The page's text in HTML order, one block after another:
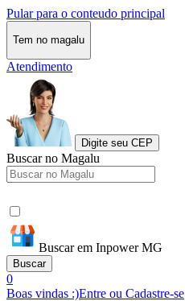
Pular para o conteudo principal
Tem no magalu
Atendimento
Digite seu CEP
Buscar no Magalu
Buscar em Inpower MG
Buscar
0
Boas vindas :)Entre ou Cadastre-se